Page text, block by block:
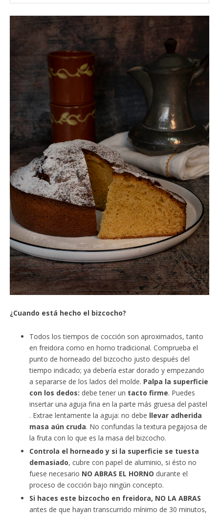
¿Cuando está hecho el bizcocho?
Todos los tiempos de cocción son aproximados, tanto
en freidora como en horno tradicional. Comprueba el
punto de horneado del bizcocho justo después del
tiempo indicado; ya debería estar dorado y empezando
a separarse de los lados del molde. Palpa la superficie
con los dedos: debe tener un tacto firme. Puedes
insertar una aguja fina en la parte más gruesa del pastel
. Extrae lentamente la aguja: no debe llevar adherida
masa aún cruda. No confundas la textura pegajosa de
la fruta con lo que es la masa del bizcocho.
Controla el horneado y si la superficie se tuesta
demasiado, cubre con papel de aluminio, si ésto no
fuese necesario NO ABRAS EL HORNO durante el
proceso de cocción bajo ningún concepto.
Si haces este bizcocho en freidora, NO LA ABRAS
antes de que hayan transcurrido mínimo de 30 minutos,